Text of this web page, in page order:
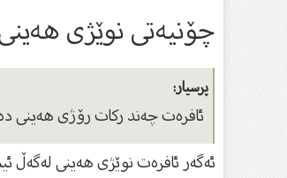
چۆنیەتی نوێژی
پرسیار:
ئافرەت چەند ركات رۆژى هەینى
ئەگەر ئافرەت نوێژى هەینى لەگەڵ